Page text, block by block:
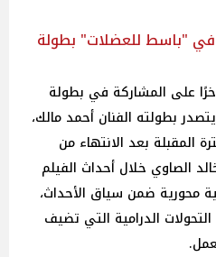
"باسط للعضلات" بطولة
على المشاركة في بطولة
بطولته الفنان أحمد مالك،
المقبلة بعد الانتهاء من
الصاوي خلال أحداث الفيلم
ضمن سياق الأحداث،
الدرامية التي تضيف